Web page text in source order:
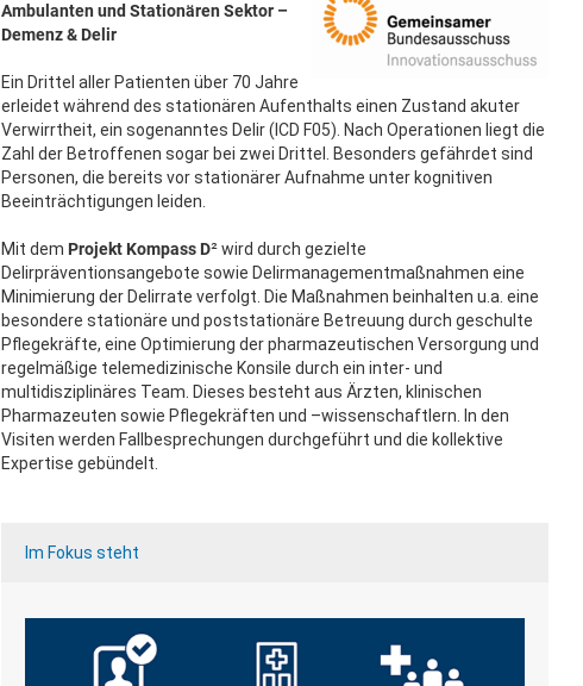
Ambulanten und Stationären Sektor –
Demenz & Delir
Ein Drittel aller Patienten über 70 Jahre
erleidet während des stationären Aufenthalts einen Zustand akuter
Verwirrtheit, ein sogenanntes Delir (ICD F05). Nach Operationen liegt die
Zahl der Betroffenen sogar bei zwei Drittel. Besonders gefährdet sind
Personen, die bereits vor stationärer Aufnahme unter kognitiven
Beeinträchtigungen leiden.
Mit dem Projekt Kompass D² wird durch gezielte
Delirpräventionsangebote sowie Delirmanagementmaßnahmen eine
Minimierung der Delirrate verfolgt. Die Maßnahmen beinhalten u.a. eine
besondere stationäre und poststationäre Betreuung durch geschulte
Pflegekräfte, eine Optimierung der pharmazeutischen Versorgung und
regelmäßige telemedizinische Konsile durch ein inter- und
multidisziplinäres Team. Dieses besteht aus Ärzten, klinischen
Pharmazeuten sowie Pflegekräften und –wissenschaftlern. In den
Visiten werden Fallbesprechungen durchgeführt und die kollektive
Expertise gebündelt.
Im Fokus steht